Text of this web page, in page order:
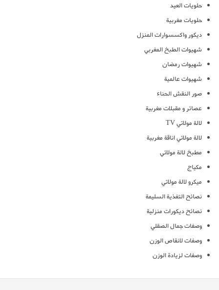
حلويات العيد
حلويات مغربية
ديكور واكسسوارات المنزل
شهيوات الطبخ المغربي
شهيوات رمضان
شهيوات عالمية
صور النقش الحناء
عصائر و مقبلات مغربية
لالة مولاتي TV
لالة مولاتي اناقة مغربية
مطبخ لالة مولاتي
مكياج
ميكرو لالة مولاتي
نصائح التغذية السليمة
نصائح ديكورات منزلية
وصفات جمال الصقلي
وصفات لانقاص الوزن
وصفات لزيادة الوزن